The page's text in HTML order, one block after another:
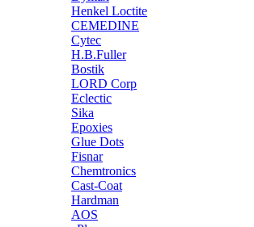
Henkel Loctite
CEMEDINE
Cytec
H.B.Fuller
Bostik
LORD Corp
Eclectic
Sika
Epoxies
Glue Dots
Fisnar
Chemtronics
Cast-Coat
Hardman
AOS